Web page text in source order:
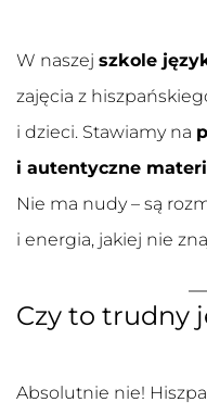
W naszej szkole
zajęcia z
i dzieci. Stawiamy na
i autentyczne
Nie ma nudy – są
i energia, jakiej nie
Czy to trudny
Absolutnie nie!